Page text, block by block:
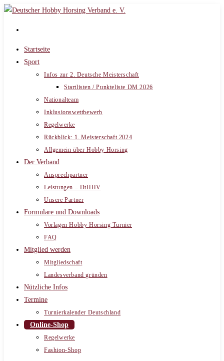
Zum
Startseite
Sport
Infos zur 2. Deutsche Meisterschaft
Startlisten / Punkteliste DM 2026
Nationalteam
Inklusionswettbewerb
Regelwerke
Rückblick: 1. Meisterschaft 2024
Allgemein über Hobby Horsing
Der Verband
Ansprechpartner
Leistungen – DtHHV
Unsere Partner
Formulare und Downloads
Vorlagen Hobby Horsing Turnier
FAQ
Mitglied werden
Mitgliedschaft
Landesverband gründen
Nützliche Infos
Termine
Turnierkalender Deutschland
Online-Shop
Regelwerke
Fashion-Shop